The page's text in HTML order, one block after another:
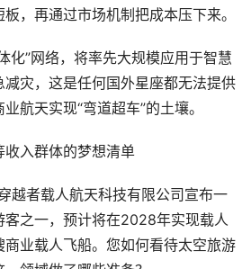
，再通过市场机制把成本压下来。
化”网络，将率先大规模应用于智慧
灾，这是任何国外星座都无法提供
航天实现“弯道超车”的土壤。
收入群体的梦想清单
越者载人航天科技有限公司宣布一
客之一，预计将在2028年实现载人
业载人飞船。您如何看待太空旅游